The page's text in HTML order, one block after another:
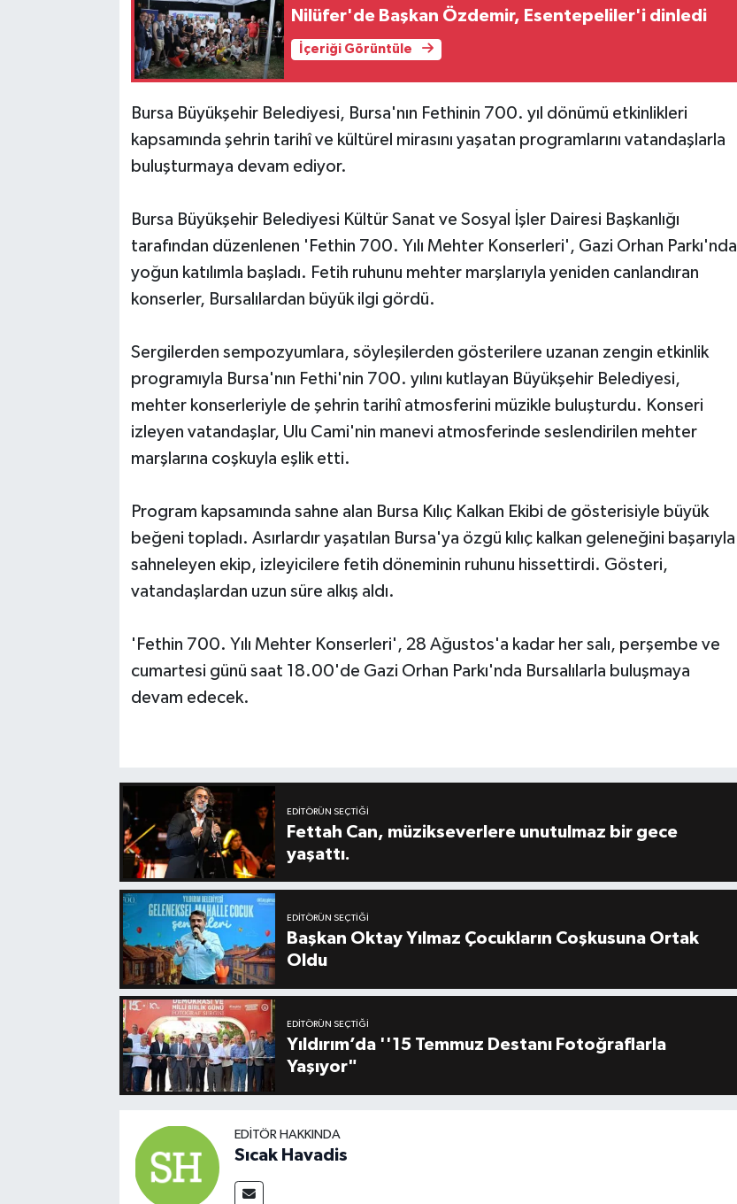
Nilüfer'de Başkan Özdemir, Esentepeliler'i dinledi
İçeriği Görüntüle
Bursa Büyükşehir Belediyesi, Bursa'nın Fethinin 700. yıl dönümü etkinlikleri
kapsamında şehrin tarihî ve kültürel mirasını yaşatan programlarını vatandaşlarla
buluşturmaya devam ediyor.
Bursa Büyükşehir Belediyesi Kültür Sanat ve Sosyal İşler Dairesi Başkanlığı
tarafından düzenlenen 'Fethin 700. Yılı Mehter Konserleri', Gazi Orhan Parkı'nda
yoğun katılımla başladı. Fetih ruhunu mehter marşlarıyla yeniden canlandıran
konserler, Bursalılardan büyük ilgi gördü.
Sergilerden sempozyumlara, söyleşilerden gösterilere uzanan zengin etkinlik
programıyla Bursa'nın Fethi'nin 700. yılını kutlayan Büyükşehir Belediyesi,
mehter konserleriyle de şehrin tarihî atmosferini müzikle buluşturdu. Konseri
izleyen vatandaşlar, Ulu Cami'nin manevi atmosferinde seslendirilen mehter
marşlarına coşkuyla eşlik etti.
Program kapsamında sahne alan Bursa Kılıç Kalkan Ekibi de gösterisiyle büyük
beğeni topladı. Asırlardır yaşatılan Bursa'ya özgü kılıç kalkan geleneğini başarıyla
sahneleyen ekip, izleyicilere fetih döneminin ruhunu hissettirdi. Gösteri,
vatandaşlardan uzun süre alkış aldı.
'Fethin 700. Yılı Mehter Konserleri', 28 Ağustos'a kadar her salı, perşembe ve
cumartesi günü saat 18.00'de Gazi Orhan Parkı'nda Bursalılarla buluşmaya
devam edecek.
EDITÖRÜN SEÇTIĞI
Fettah Can, müzikseverlere unutulmaz bir gece
yaşattı.
EDITÖRÜN SEÇTIĞI
Başkan Oktay Yılmaz Çocukların Coşkusuna Ortak
Oldu
EDITÖRÜN SEÇTIĞI
Yıldırım’da ''15 Temmuz Destanı Fotoğraflarla
Yaşıyor"
EDITÖR HAKKINDA
Sıcak Havadis
Bilim, Teknoloji